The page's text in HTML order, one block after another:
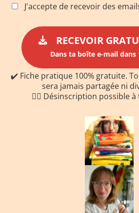
J'accepte de recevoir des
RECEVOIR
Dans ta boîte e-mail
✔️ Fiche pratique 100% gratuite.
sera jamais partagée ni
✋🏻 Désinscription possible